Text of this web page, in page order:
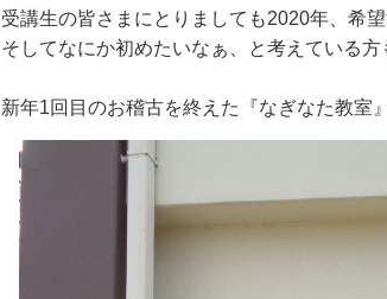
受講生の皆さまにとりましても2020年、希
そしてなにか初めたいなぁ、と考えている
新年1回目のお稽古を終えた『なぎなた教室